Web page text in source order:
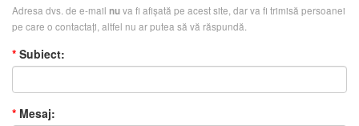
Adresa dvs. de e-mail nuva fi afișată pe acest site, dar va fi trimisă persoanei
pe care o contactați, altfel nu ar putea să vă răspundă.
* Subiect:
* Mesaj: